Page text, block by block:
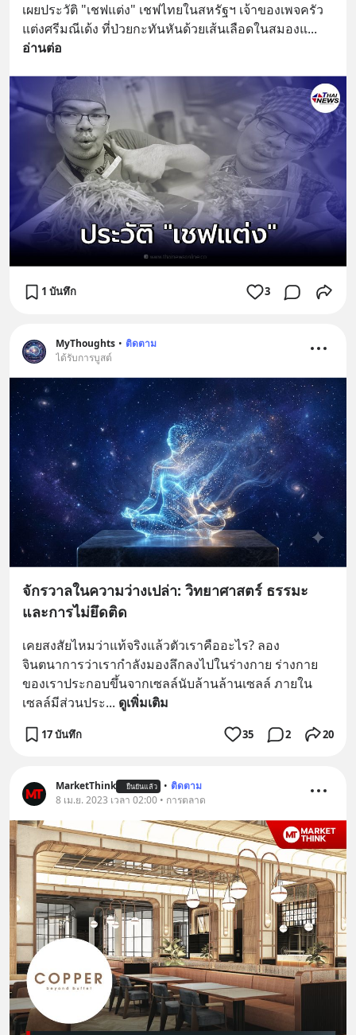
เผยประวัติ "เชฟแต่ง" เชฟไทยในสหรัฐฯ เจ้าของเพจครัว
แต่งศรีมณีเด้ง ที่ป่วยกะทันหันด้วยเส้นเลือดในสมองแ
อ่านต่อ
1 บันทึก 3
MyThoughts • ติดตาม
ได้รับการบูสต์
จักรวาลในความว่างเปล่า: วิทยาศาสตร์ ธรรมะ
และการไม่ยึดติด
เคยสงสัยไหมว่าแท้จริงแล้วตัวเราคืออะไร? ลอง
จินตนาการว่าเรากำลังมองลึกลงไปในร่างกาย ร่างกาย
ของเราประกอบขึ้นจากเซลล์นับล้านล้านเซลล์ ภายใน
เซลล์มีส่วนประ... ดูเพิ่มเติม
17 บันทึก 35 2 20
MarketThink ยืนยันแล้ว • ติดตาม
8 เม.ย. 2023 เวลา 02:00 • การตลาด